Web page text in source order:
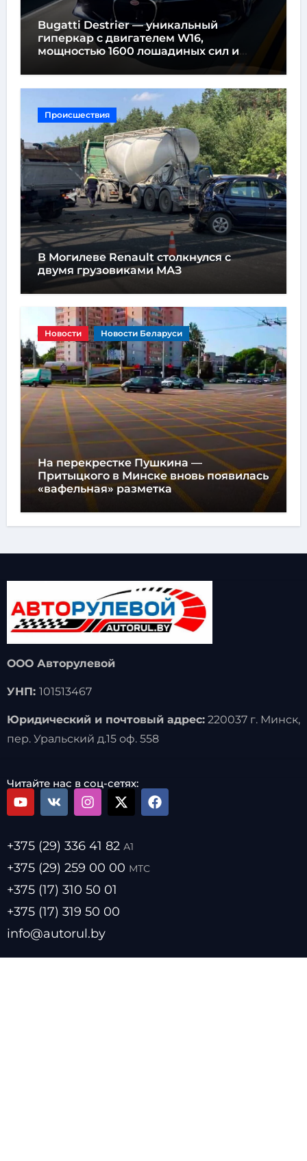
Bugatti Destrier — уникальный
гиперкар с двигателем W16,
мощностью 1600 лошадиных сил и
высотой всего один метр
Происшествия
В Могилеве Renault столкнулся с
двумя грузовиками МАЗ
Новости Новости Беларуси
На перекрестке Пушкина —
Притыцкого в Минске вновь появилась
«вафельная» разметка
ООО Авторулевой
УНП: 101513467
Юридический и почтовый адрес:220037 г. Минск,
пер. Уральский д.15 оф. 558
Читайте нас в соц-сетях:
+375 (29) 336 41 82 А1
+375 (29) 259 00 00 МТС
+375 (17) 310 50 01
+375 (17) 319 50 00
info@autorul.by